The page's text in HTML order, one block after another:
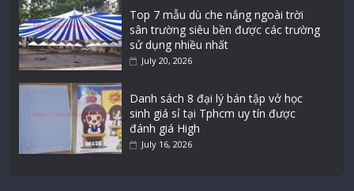
Top 7 mẫu dù che nắng ngoài trời
sân trường siêu bền được các trường
sử dụng nhiều nhất
July 20, 2026
Danh sách 8 đại lý bán tập vở học
sinh giá sỉ tại Tphcm uy tín được
đánh giá High
July 16, 2026